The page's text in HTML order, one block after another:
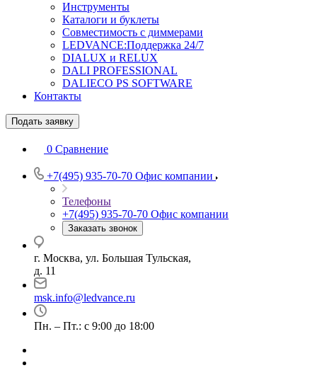
Инструменты
Каталоги и буклеты
Совместимость с диммерами
LEDVANCE:Поддержка 24/7
DIALUX и RELUX
DALI PROFESSIONAL
DALIECO PS SOFTWARE
Контакты
Подать заявку
0 Сравнение
+7(495) 935-70-70 Офис компании
Телефоны
+7(495) 935-70-70 Офис компании
Заказать звонок
г. Москва, ул. Большая Тульская,
д. 11
msk.info@ledvance.ru
Пн. – Пт.: с 9:00 до 18:00